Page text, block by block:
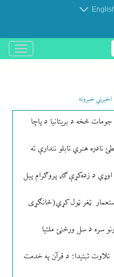
باز
و
اخیرني خبرونه
څخه د بریتانیا د پاچا
هنري تابلو نندارې ته
د زده‌کړې ګډ پروګرام پیل
ټغر ټول کړي(ځانګړی
سره د سل ورځنئ ملتیا
ثبتیدا؛ د قرآن په خدمت